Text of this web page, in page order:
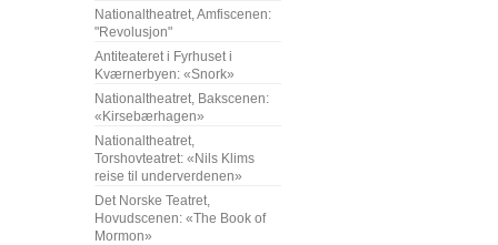
Nationaltheatret, Amfiscenen:
"Revolusjon"
Antiteateret i Fyrhuset i
Kværnerbyen: «Snork»
Nationaltheatret, Bakscenen:
«Kirsebærhagen»
Nationaltheatret,
Torshovteatret: «Nils Klims
reise til underverdenen»
Det Norske Teatret,
Hovudscenen: «The Book of
Mormon»